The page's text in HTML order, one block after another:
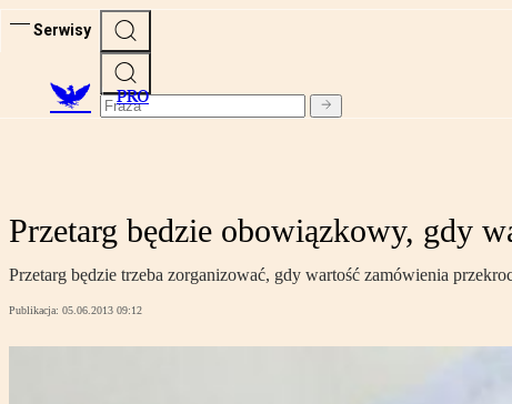
Serwisy
PRO
Przetarg będzie obowiązkowy, gdy
Przetarg będzie trzeba zorganizować, gdy wartość zamówienia
Publikacja: 05.06.2013 09:12